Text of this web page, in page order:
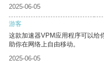
2025-06-05
游客
这款加速器VPM应用程序可以给
助你在网络上自由移动。
2025-06-05